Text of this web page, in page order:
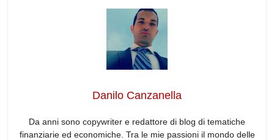
d
di
t
e
a
d
s
at
s
A
p
p
Danilo Canzanella
Da anni sono copywriter e redattore di blog di tematiche
finanziarie ed economiche. Tra le mie passioni il mondo delle